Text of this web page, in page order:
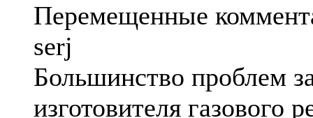
Перемещенные
serj
Большинство проблем
изготовителя газового